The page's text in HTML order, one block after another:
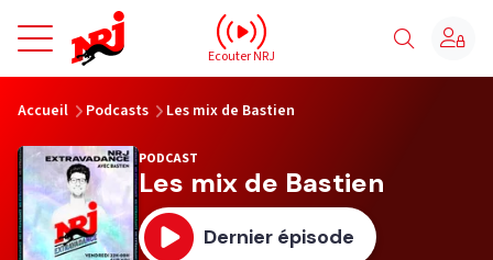
NRJ - Accueil
Ecouter NRJ
Accueil Podcasts Les mix de Bastien
PODCAST
Les mix de Bastien
Dernier épisode